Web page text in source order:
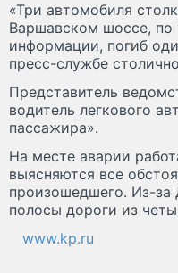
«Три автомобиля
Варшавском шоссе, по
информации, погиб
пресс-службе
Представитель
водитель легкового
пассажира».
На месте аварии
выясняются все
произошедшего. Из-
полосы дороги из
www.kp.ru